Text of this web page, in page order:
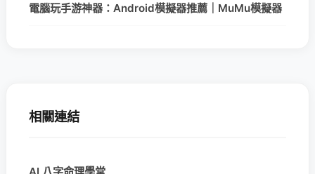
電腦玩手游神器：Android模擬器推薦｜MuMu模擬器
相關連結